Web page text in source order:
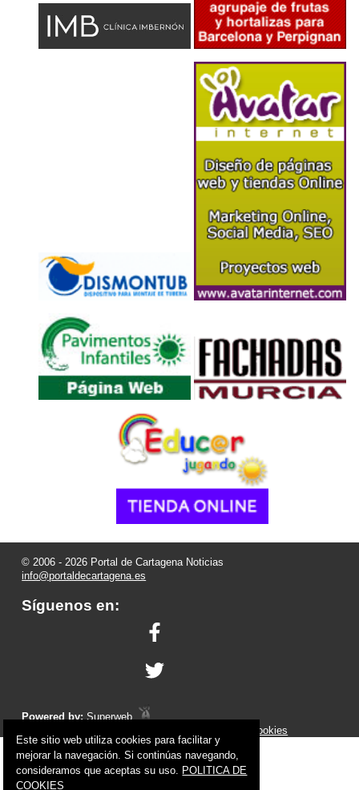
© 2006 - 2026 Portal de Cartagena Noticias
info@portaldecartagena.es
Síguenos en:
Powered by:Superweb
Política de Cookies
Este sitio web utiliza cookies para facilitar y
mejorar la navegación. Si continúas navegando,
consideramos que aceptas su uso. POLITICA DE
COOKIES